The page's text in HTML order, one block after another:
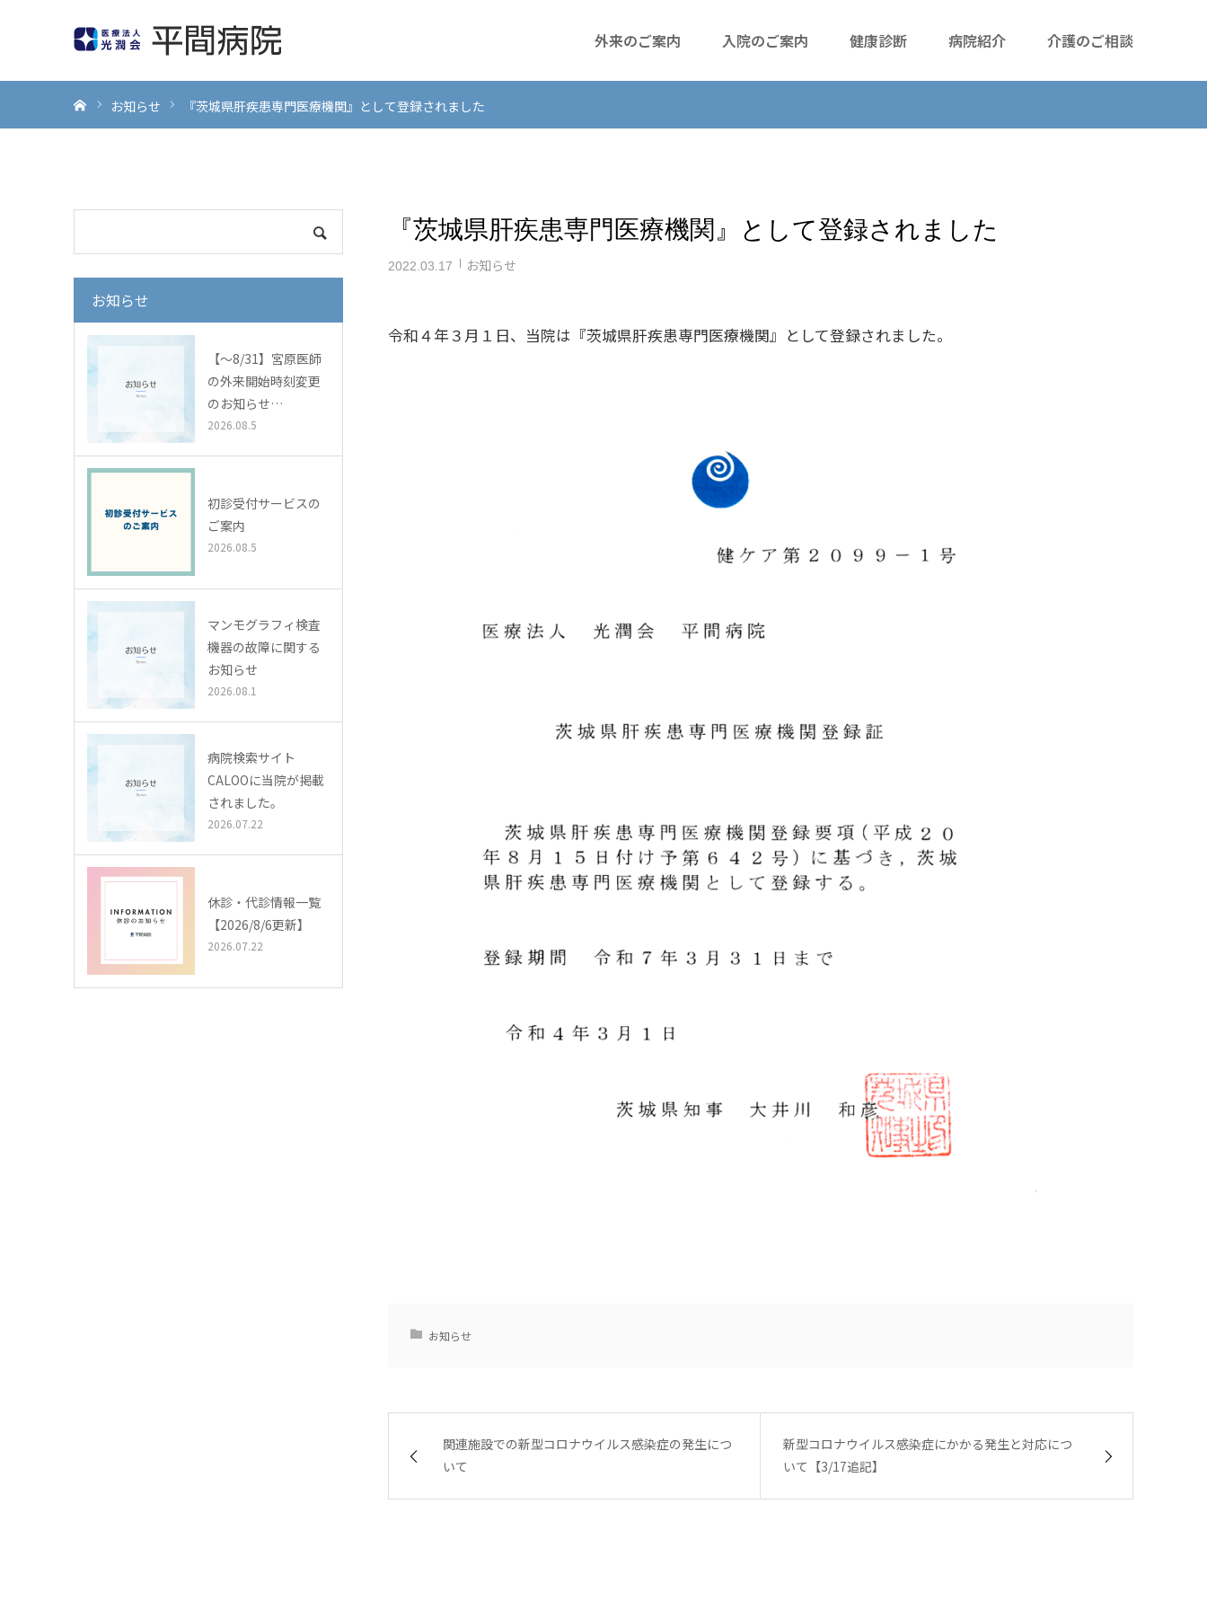
外来のご案内 入院のご案内 健康診断 病院紹介 介護のご相談
お知らせ 『茨城県肝疾患専門医療機関』として登録されました
『茨城県肝疾患専門医療機関』として登録されました
2022.03.17 お知らせ
令和４年３月１日、当院は『茨城県肝疾患専門医療機関』として登録されました。
お知らせ
関連施設での新型コロナウイルス感染症の発生につ
いて
新型コロナウイルス感染症にかかる発生と対応につ
いて【3/17追記】
お知らせ
【～8/31】宮原医師
の外来開始時刻変更
のお知らせ…
2026.08.5
初診受付サービスの
ご案内
2026.08.5
マンモグラフィ検査
機器の故障に関する
お知らせ
2026.08.1
病院検索サイト
CALOOに当院が掲載
されました。
2026.07.22
休診・代診情報一覧
【2026/8/6更新】
2026.07.22